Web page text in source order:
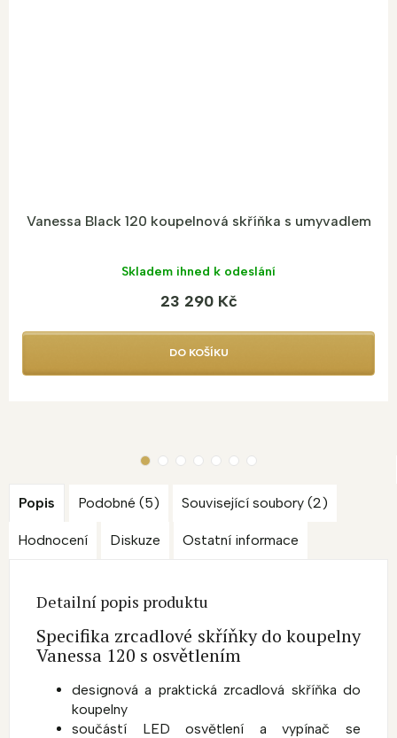
Vanessa Black 120 koupelnová skříňka s umyvadlem
Skladem ihned k odeslání
23 290 Kč
DO KOŠÍKU
Popis Podobné (5) Související soubory (2)
Hodnocení Diskuze Ostatní informace
Detailní popis produktu
Specifika zrcadlové skříňky do koupelny
Vanessa 120 s osvětlením
designová a praktická zrcadlová skříňka do
koupelny
součástí LED osvětlení a vypínač se